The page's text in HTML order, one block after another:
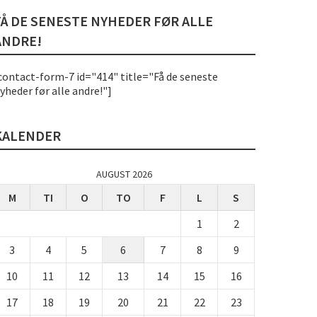
DE SENESTE NYHEDER FØR ALLE
form-7 id="414" title="Få de seneste
før alle andre!"]
AUGUST 2026
M TI O TO F L
S
1
2
3
4 5 6 7 8
9
10
11 12 13 14 15
16
17
18 19 20 21 22 23